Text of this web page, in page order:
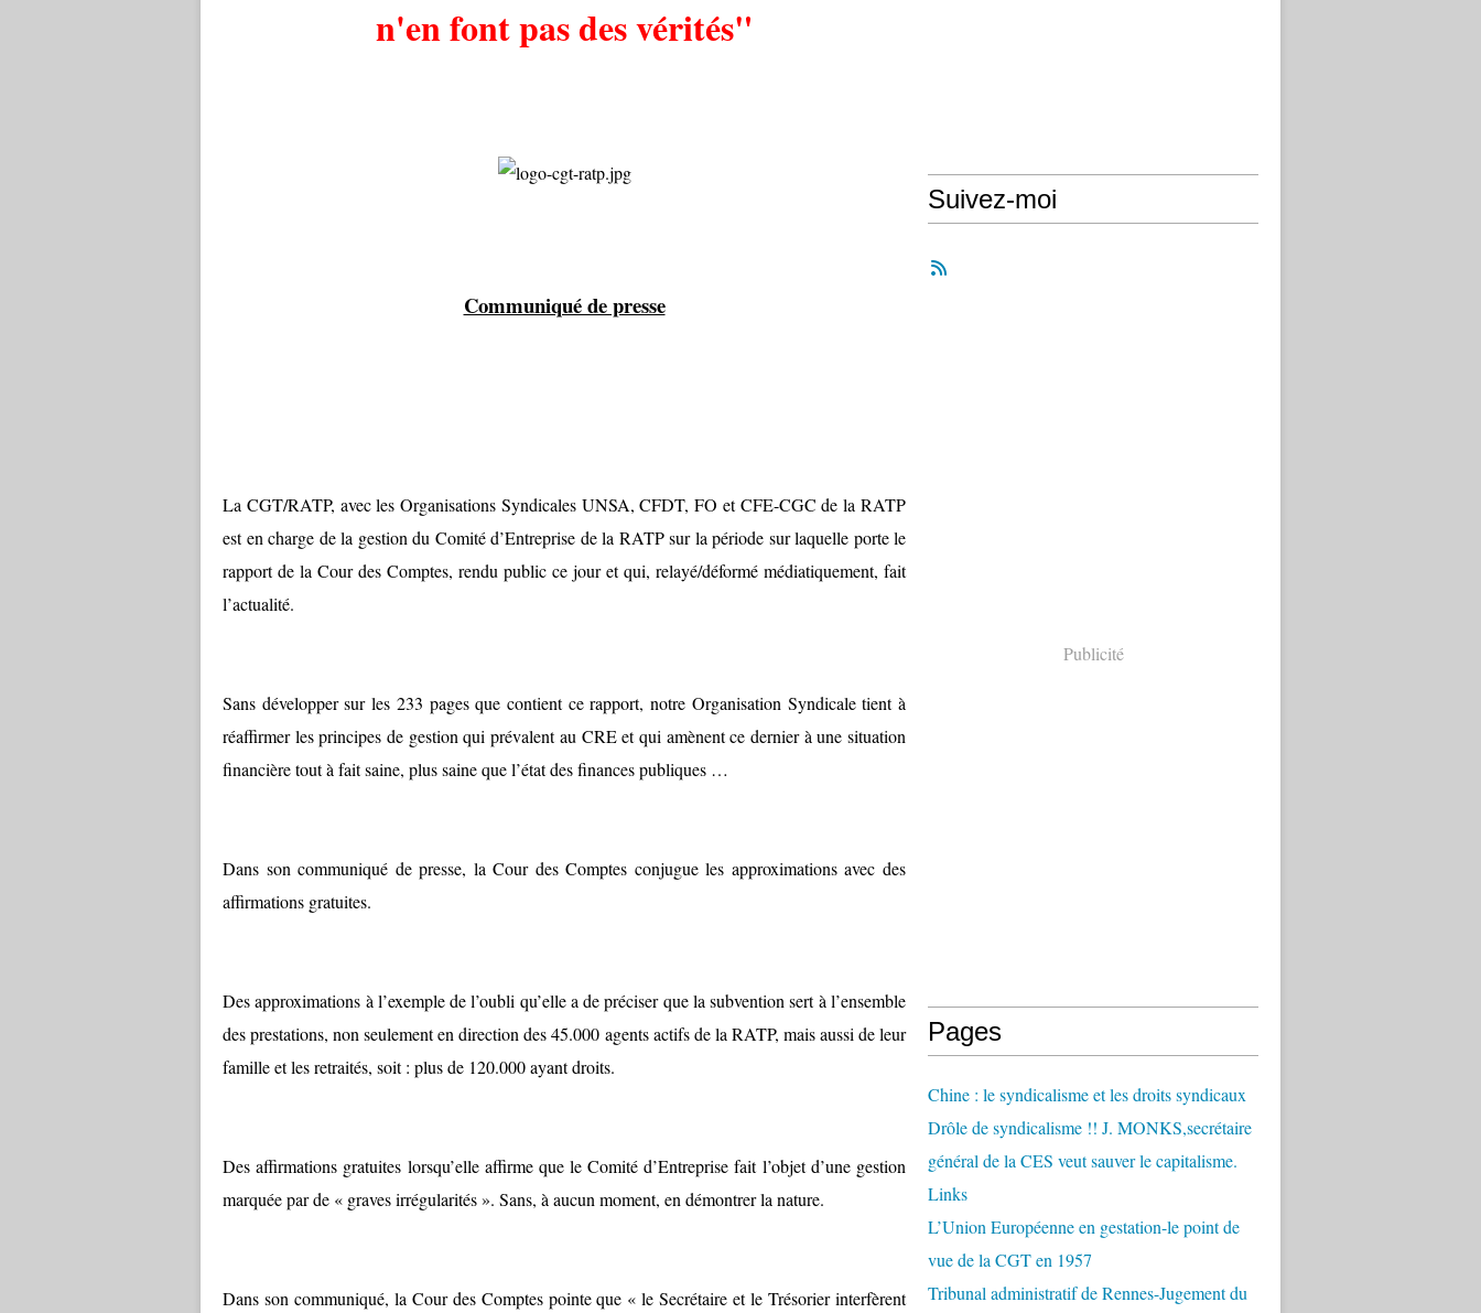
n'en font pas des vérités"
Communiqué de presse
La CGT/RATP, avec les Organisations Syndicales UNSA, CFDT, FO et CFE-CGC de la RATP
est en charge de la gestion du Comité d’Entreprise de la RATP sur la période sur laquelle porte le
rapport de la Cour des Comptes, rendu public ce jour et qui, relayé/déformé médiatiquement, fait
l’actualité.
Sans développer sur les 233 pages que contient ce rapport, notre Organisation Syndicale tient à
réaffirmer les principes de gestion qui prévalent au CRE et qui amènent ce dernier à une situation
financière tout à fait saine, plus saine que l’état des finances publiques …
Dans son communiqué de presse, la Cour des Comptes conjugue les approximations avec des
affirmations gratuites.
Des approximations à l’exemple de l’oubli qu’elle a de préciser que la subvention sert à l’ensemble
des prestations, non seulement en direction des 45.000 agents actifs de la RATP, mais aussi de leur
famille et les retraités, soit : plus de 120.000 ayant droits.
Des affirmations gratuites lorsqu’elle affirme que le Comité d’Entreprise fait l’objet d’une gestion
marquée par de « graves irrégularités ». Sans, à aucun moment, en démontrer la nature.
Dans son communiqué, la Cour des Comptes pointe que « le Secrétaire et le Trésorier interfèrent
Suivez-moi
Publicité
Pages
Chine : le syndicalisme et les droits syndicaux
Drôle de syndicalisme !! J. MONKS,secrétaire
général de la CES veut sauver le capitalisme.
Links
L’Union Européenne en gestation-le point de
vue de la CGT en 1957
Tribunal administratif de Rennes-Jugement du